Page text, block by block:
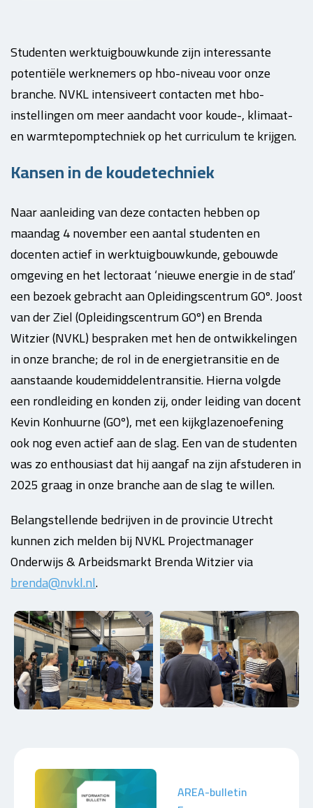
Studenten werktuigbouwkunde zijn interessante
potentiële werknemers op hbo-niveau voor onze
branche. NVKL intensiveert contacten met hbo-
instellingen om meer aandacht voor koude-, klimaat-
en warmtepomptechniek op het curriculum te krijgen.
Kansen in de koudetechniek
Naar aanleiding van deze contacten hebben op
maandag 4 november een aantal studenten en
docenten actief in werktuigbouwkunde, gebouwde
omgeving en het lectoraat ‘nieuwe energie in de stad’
een bezoek gebracht aan Opleidingscentrum GOº. Joost
van der Ziel (Opleidingscentrum GOº) en Brenda
Witzier (NVKL) bespraken met hen de ontwikkelingen
in onze branche; de rol in de energietransitie en de
aanstaande koudemiddelentransitie. Hierna volgde
een rondleiding en konden zij, onder leiding van docent
Kevin Konhuurne (GOº), met een kijkglazenoefening
ook nog even actief aan de slag. Een van de studenten
was zo enthousiast dat hij aangaf na zijn afstuderen in
2025 graag in onze branche aan de slag te willen.
Belangstellende bedrijven in de provincie Utrecht
kunnen zich melden bij NVKL Projectmanager
Onderwijs & Arbeidsmarkt Brenda Witzier via
brenda@nvkl.nl.
AREA-bulletin